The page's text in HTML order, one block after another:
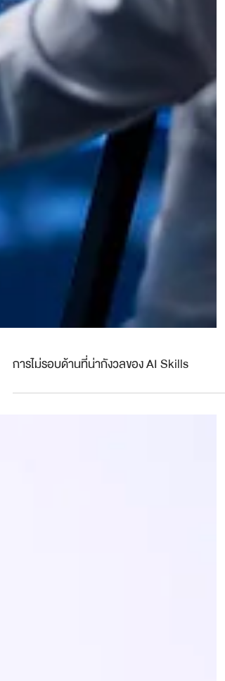
การไม่รอบด้านที่น่ากังวลของ AI Skills